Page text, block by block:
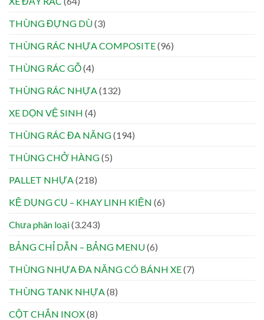
THÙNG ĐỰNG DÙ(3)
THÙNG RÁC NHỰA COMPOSITE(96)
THÙNG RÁC GỖ(4)
THÙNG RÁC NHỰA (132)
XE DỌN VỆ SINH (4)
THÙNG RÁC ĐA NĂNG(194)
THÙNG CHỞ HÀNG(5)
PALLET NHỰA (218)
KỆ DỤNG CỤ – KHAY LINH KIỆN (6)
Chưa phân loại(3.243)
BẢNG CHỈ DẪN – BẢNG MENU(6)
THÙNG NHỰA ĐA NĂNG CÓ BÁNH XE(7)
THÙNG TANK NHỰA (8)
CỘT CHẮN INOX(8)